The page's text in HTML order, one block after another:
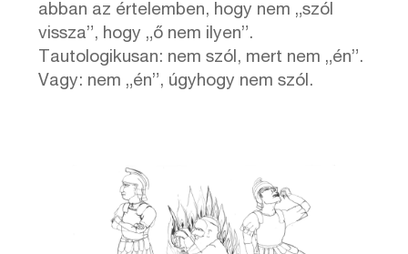
abban az értelemben, hogy nem „szól
vissza”, hogy „ő nem ilyen”.
Tautologikusan: nem szól, mert nem „én”.
Vagy: nem „én”, úgyhogy nem szól.